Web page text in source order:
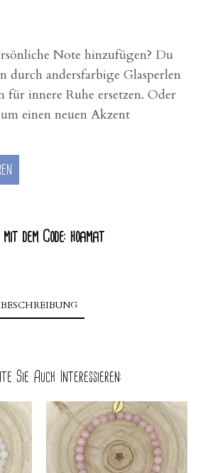
Note hinzufügen? Du
durch andersfarbige Glasperlen
für innere Ruhe ersetzen. Oder
einen neuen Akzent
dem Code: hoamat
BESCHREIBUNG
Sie Auch Interessieren: